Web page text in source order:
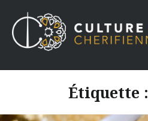
contenu
Étiquette :